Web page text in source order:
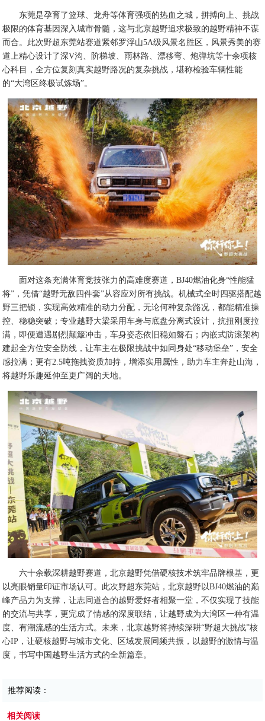
东莞是孕育了篮球、龙舟等体育强项的热血之城，拼搏向上、挑战
极限的体育基因深入城市骨髓，这与北京越野追求极致的越野精神不谋
而合。此次野超东莞站赛道紧邻罗浮山5A级风景名胜区，风景秀美的赛
道上精心设计了深V沟、阶梯坡、雨林路、漂移弯、炮弹坑等十余项核
心科目，全方位复刻真实越野路况的复杂挑战，堪称检验车辆性能
的“大湾区终极试炼场”。
面对这条充满体育竞技张力的高难度赛道，BJ40燃油化身“性能猛
将”，凭借“越野无敌四件套”从容应对所有挑战。机械式全时四驱搭配越
野三把锁，实现高效精准的动力分配，无论何种复杂路况，都能精准操
控、稳稳突破；专业越野大梁采用车身与底盘分离式设计，抗扭刚度拉
满，即便遭遇剧烈颠簸冲击，车身姿态依旧稳如磐石；内嵌式防滚架构
建起全方位安全防线，让车主在极限挑战中如同身处“移动堡垒”，安全
感拉满；更有2.5吨拖拽资质加持，增添实用属性，助力车主奔赴山海，
将越野乐趣延伸至更广阔的天地。
六十余载深耕越野赛道，北京越野凭借硬核技术筑牢品牌根基，更
以亮眼销量印证市场认可。此次野超东莞站，北京越野以BJ40燃油的巅
峰产品力为支撑，让志同道合的越野爱好者相聚一堂，不仅实现了技能
的交流与共享，更完成了情感的深度联结，让越野成为大湾区一种有温
度、有潮流感的生活方式。未来，北京越野将持续深耕“野超大挑战”核
心IP，让硬核越野与城市文化、区域发展同频共振，以越野的激情与温
度，书写中国越野生活方式的全新篇章。
推荐阅读：
相关阅读